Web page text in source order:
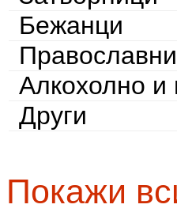
Бежанци
Алкохолно и
Други
Покажи